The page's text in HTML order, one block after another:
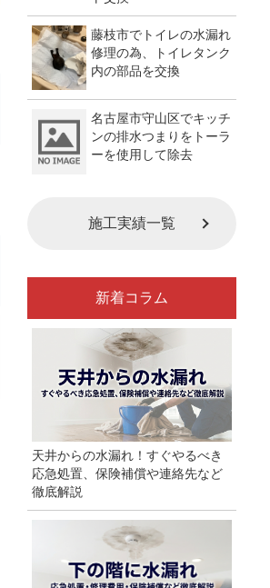
藤枝市でトイレの水漏れ
修理の為、トイレタンク
内の部品を交換
名古屋市守山区でキッチ
ンの排水つまりをトーラ
ーを使用して除去
施工実績一覧
新着コラム
天井からの水漏れ！すぐやるべき
応急処置、保険補償や連絡先など
徹底解説